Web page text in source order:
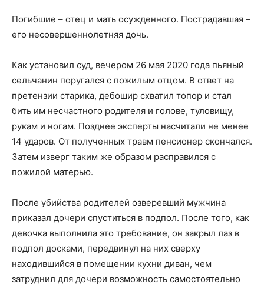
Погибшие – отец и мать осужденного. Пострадавшая –
его несовершеннолетняя дочь.
Как установил суд, вечером 26 мая 2020 года пьяный
сельчанин поругался с пожилым отцом. В ответ на
претензии старика, дебошир схватил топор и стал
бить им несчастного родителя и голове, туловищу,
рукам и ногам. Позднее эксперты насчитали не менее
14 ударов. От полученных травм пенсионер скончался.
Затем изверг таким же образом расправился с
пожилой матерью.
После убийства родителей озверевший мужчина
приказал дочери спуститься в подпол. После того, как
девочка выполнила это требование, он закрыл лаз в
подпол досками, передвинул на них сверху
находившийся в помещении кухни диван, чем
затруднил для дочери возможность самостоятельно